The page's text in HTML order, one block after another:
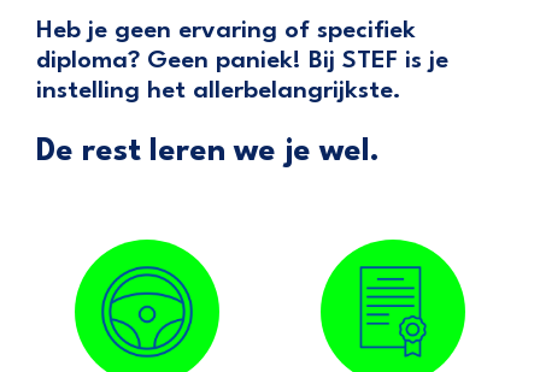
Heb je geen ervaring of specifiek
diploma? Geen paniek! Bij STEF is je
instelling het allerbelangrijkste.
De rest leren we je wel.